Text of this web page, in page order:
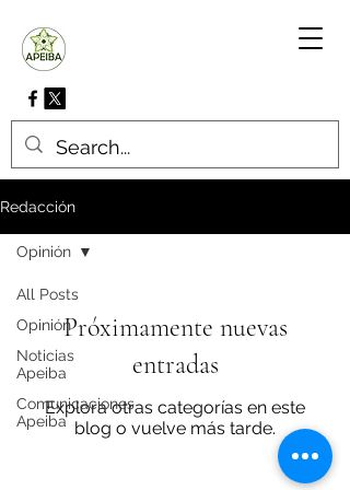
Redacción
All Posts
Opinión
Noticias
Apeiba
Comunicaciones
Apeiba
Opinión
Próximamente nuevas
entradas
Explora otras categorías en este
blog o vuelve más tarde.